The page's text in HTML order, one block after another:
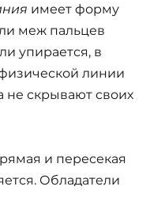
имеет форму
меж пальцев
упирается, в
линии
не скрывают своих
и пересекая
Обладатели